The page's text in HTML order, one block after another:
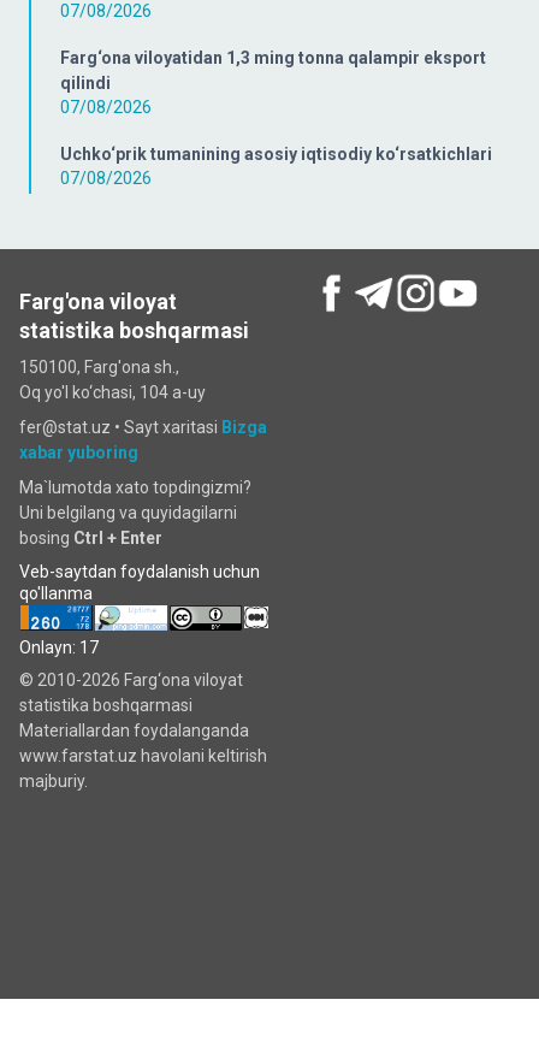
07/08/2026
Farg‘ona viloyatidan 1,3 ming tonna qalampir eksport
qilindi
07/08/2026
Uchko‘prik tumanining asosiy iqtisodiy ko‘rsatkichlari
07/08/2026
Farg'ona viloyat
statistika boshqarmasi
150100, Farg'ona sh.,
Oq yo'l ko‘chаsi, 104 a-uy
fer@stat.uz • Sayt xaritasi Bizga
xabar yuboring
Ma`lumotda xato topdingizmi?
Uni belgilang va quyidagilarni
bosing Ctrl + Enter
Veb-saytdan foydalanish uchun
qo'llanma
Onlayn: 17
© 2010-2026 Farg‘ona viloyat
statistika boshqarmasi
Materiallardan foydalanganda
www.farstat.uz havolani keltirish
majburiy.